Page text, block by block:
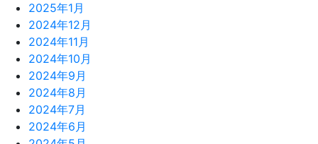
2025年1月
2024年12月
2024年11月
2024年10月
2024年9月
2024年8月
2024年7月
2024年6月